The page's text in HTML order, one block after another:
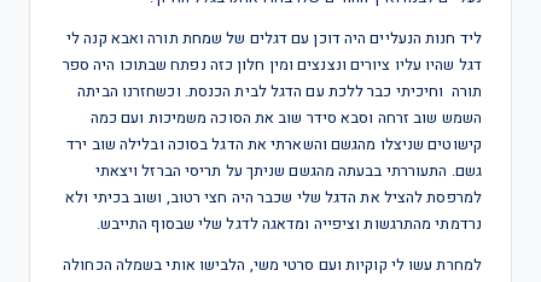
ליד חנות הנעליים היה דוכן עם דגלים של שמחת תורה ואבא קנה לי
דגל שהיו עליו ציורים ונצנצים ומין חלון כזה נפתח שבתוכו היה ספר
תורה וחיכיתי כבר ללכת עם הדגל לבית הכנסת. וכשחזרנו הביתה
השמש שוב זרחה וסבא סידר שוב את הסוכה משמיכות ועם כמה
קישוטים שניצלו מהגשם והשארתי את הדגל בסוכה ובלילה שוב ירד
גשם. התעוררתי בבעתה מהגשם שניתך על תריסי הברזל ויצאתי
למרפסת להציל את הדגל שלי שכבר היה חצי רטוב, ושוב בכיתי ולא
נרדמתי מהתרגשות וציפייה ומדאגה לדגל שלי שבסוף התייבש.
למחרת עשו לי קוקיות ועם סרטי משי, הלבישו אותי בשמלה הכחולה